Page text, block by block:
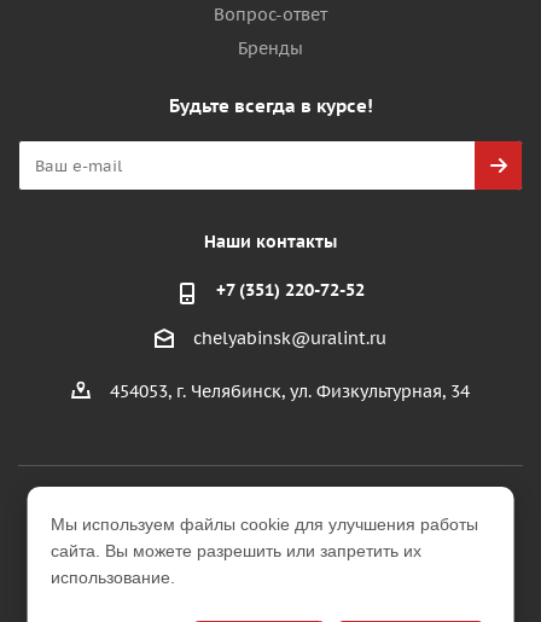
Вопрос-ответ
Бренды
Будьте всегда в курсе!
Наши контакты
+7 (351) 220-72-52
chelyabinsk@uralint.ru
454053, г. Челябинск, ул. Физкультурная, 34
2026 © ООО "УралИнтерьер"
Интернет-магазин строительных и отделочных
Мы используем файлы cookie для улучшения работы
сайта. Вы можете разрешить или запретить их
использование.